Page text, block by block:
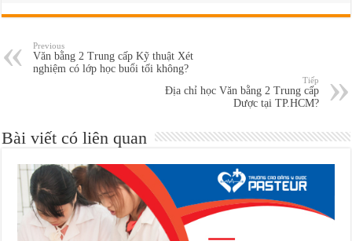
Previous
Văn bằng 2 Trung cấp Kỹ thuật Xét
nghiệm có lớp học buổi tối không?
Tiếp
Địa chỉ học Văn bằng 2 Trung cấp
Dược tại TP.HCM?
Bài viết có liên quan